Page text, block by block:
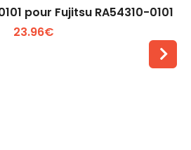
pour Fujitsu RA54310-0101
23.96€